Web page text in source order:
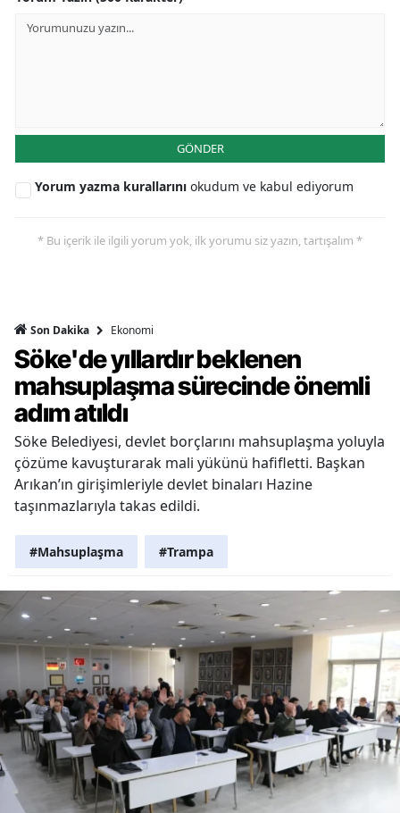
GÖNDER
Yorum yazma kurallarını okudum ve kabul ediyorum
* Bu içerik ile ilgili yorum yok, ilk yorumu siz yazın, tartışalım *
Son Dakika Ekonomi
Söke'de yıllardır beklenen
mahsuplaşma sürecinde önemli
adım atıldı
Söke Belediyesi, devlet borçlarını mahsuplaşma yoluyla
çözüme kavuşturarak mali yükünü hafifletti. Başkan
Arıkan’ın girişimleriyle devlet binaları Hazine
taşınmazlarıyla takas edildi.
#Mahsuplaşma #Trampa